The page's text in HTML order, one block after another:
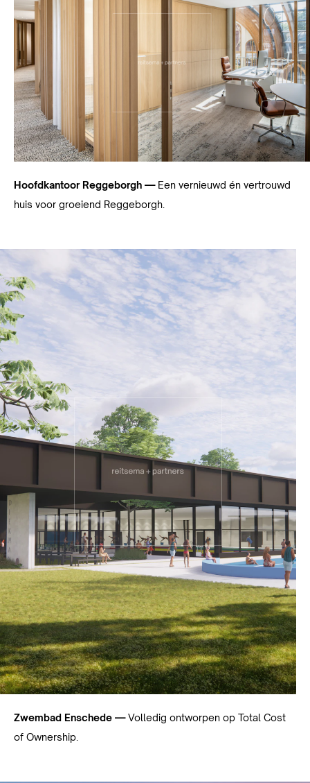
Hoofdkantoor Reggeborgh —Een vernieuwd én vertrouwd
huis voor groeiend Reggeborgh.
Zwembad Enschede —Volledig ontworpen op Total Cost
of Ownership.